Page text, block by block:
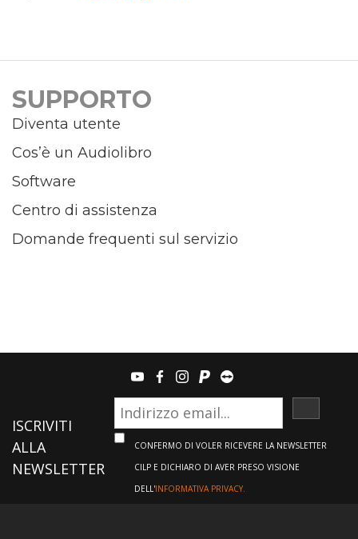
SUPPORTO
Diventa utente
Cos’è un Audiolibro
Software
Centro di assistenza
Domande frequenti sul servizio
youtubefacebook
instagram
paypalteamviewer
ISCRIVITI
ALLA
NEWSLETTER
CONFERMO DI VOLER RICEVERE LA NEWSLETTER
CILP E DICHIARO DI AVER PRESO VISIONE
DELL'INFORMATIVA PRIVACY.